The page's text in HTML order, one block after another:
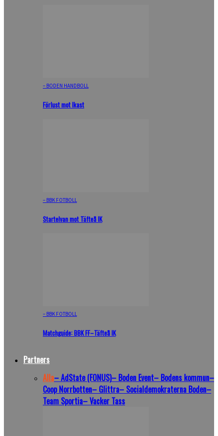
– BODEN HANDBOLL
Förlust mot Ikast
– BBK FOTBOLL
Startelvan mot Täfteå IK
– BBK FOTBOLL
Matchguide: BBK FF–Täfteå IK
Partners
Alla– AdState (FONUS)– Boden Event– Bodens kommun–
Coop Norrbotten– Glittra– Socialdemokraterna Boden–
Team Sportia– Vacker Tass